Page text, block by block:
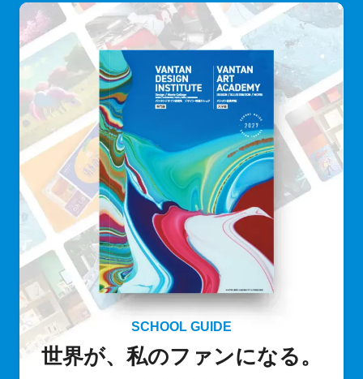
SCHOOL GUIDE
世界が、私のファンになる。